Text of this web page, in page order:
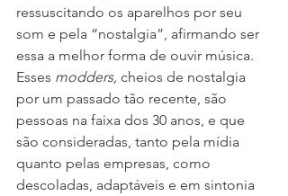
ressuscitando os aparelhos por seu
som e pela “nostalgia”, afirmando ser
essa a melhor forma de ouvir música.
Esses modders, cheios de nostalgia
por um passado tão recente, são
pessoas na faixa dos 30 anos, e que
são consideradas, tanto pela mídia
quanto pelas empresas, como
descoladas, adaptáveis e em sintonia